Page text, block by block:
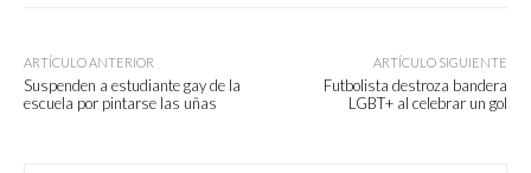
ARTÍCULO ANTERIOR
Suspenden a estudiante gay de la
escuela por pintarse las uñas
ARTÍCULO SIGUIENTE
Futbolista destroza bandera
LGBT+ al celebrar un gol